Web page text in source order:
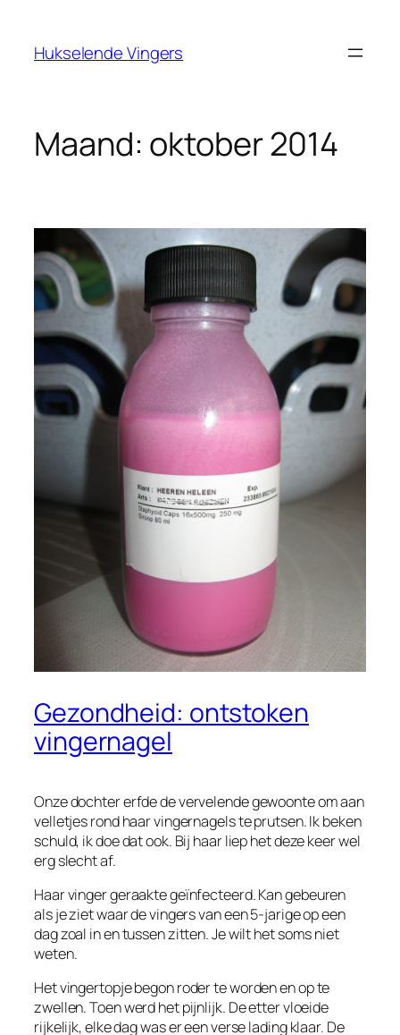
Hukselende Vingers
Maand: oktober 2014
Gezondheid: ontstoken
vingernagel
Onze dochter erfde de vervelende gewoonte om aan
velletjes rond haar vingernagels te prutsen. Ik beken
schuld, ik doe dat ook. Bij haar liep het deze keer wel
erg slecht af.
Haar vinger geraakte geïnfecteerd. Kan gebeuren
als je ziet waar de vingers van een 5-jarige op een
dag zoal in en tussen zitten. Je wilt het soms niet
weten.
Het vingertopje begon roder te worden en op te
zwellen. Toen werd het pijnlijk. De etter vloeide
rijkelijk, elke dag was er een verse lading klaar. De